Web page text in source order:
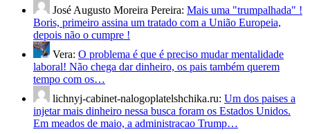
José Augusto Moreira Pereira: Mais uma "trumpalhada" !
Boris, primeiro assina um tratado com a União Europeia,
depois não o cumpre !
Vera: O problema é que é preciso mudar mentalidade
laboral! Não chega dar dinheiro, os pais também querem
tempo com os…
lichnyj-cabinet-nalogoplatelshchika.ru: Um dos paises a
injetar mais dinheiro nessa busca foram os Estados Unidos.
Em meados de maio, a administracao Trump…